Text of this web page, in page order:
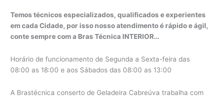
Temos técnicos especializados, qualificados e experientes
em cada Cidade, por isso nosso atendimento é rápido e ágil,
conte sempre com a Bras Técnica INTERIOR…
Horário de funcionamento de Segunda a Sexta-feira das
08:00 as 18:00 e aos Sábados das 08:00 as 13:00
A Brastécnica conserto de Geladeira Cabreúva trabalha com